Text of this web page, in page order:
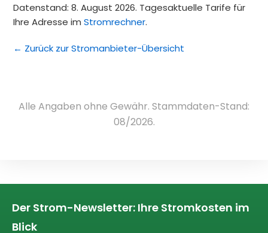
Datenstand: 8. August 2026. Tagesaktuelle Tarife für
Ihre Adresse imStromrechner.
← Zurück zur Stromanbieter-Übersicht
Alle Angaben ohne Gewähr. Stammdaten-Stand:
08/2026.
Der Strom-Newsletter: Ihre Stromkosten im
Blick